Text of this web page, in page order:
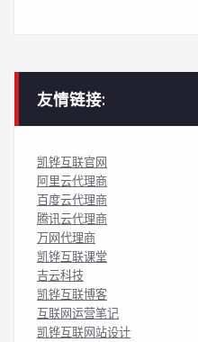
友情链接:
凯铧互联官网
阿里云代理商
百度云代理商
腾讯云代理商
万网代理商
凯铧互联课堂
吉云科技
凯铧互联博客
互联网运营笔记
凯铧互联网站设计